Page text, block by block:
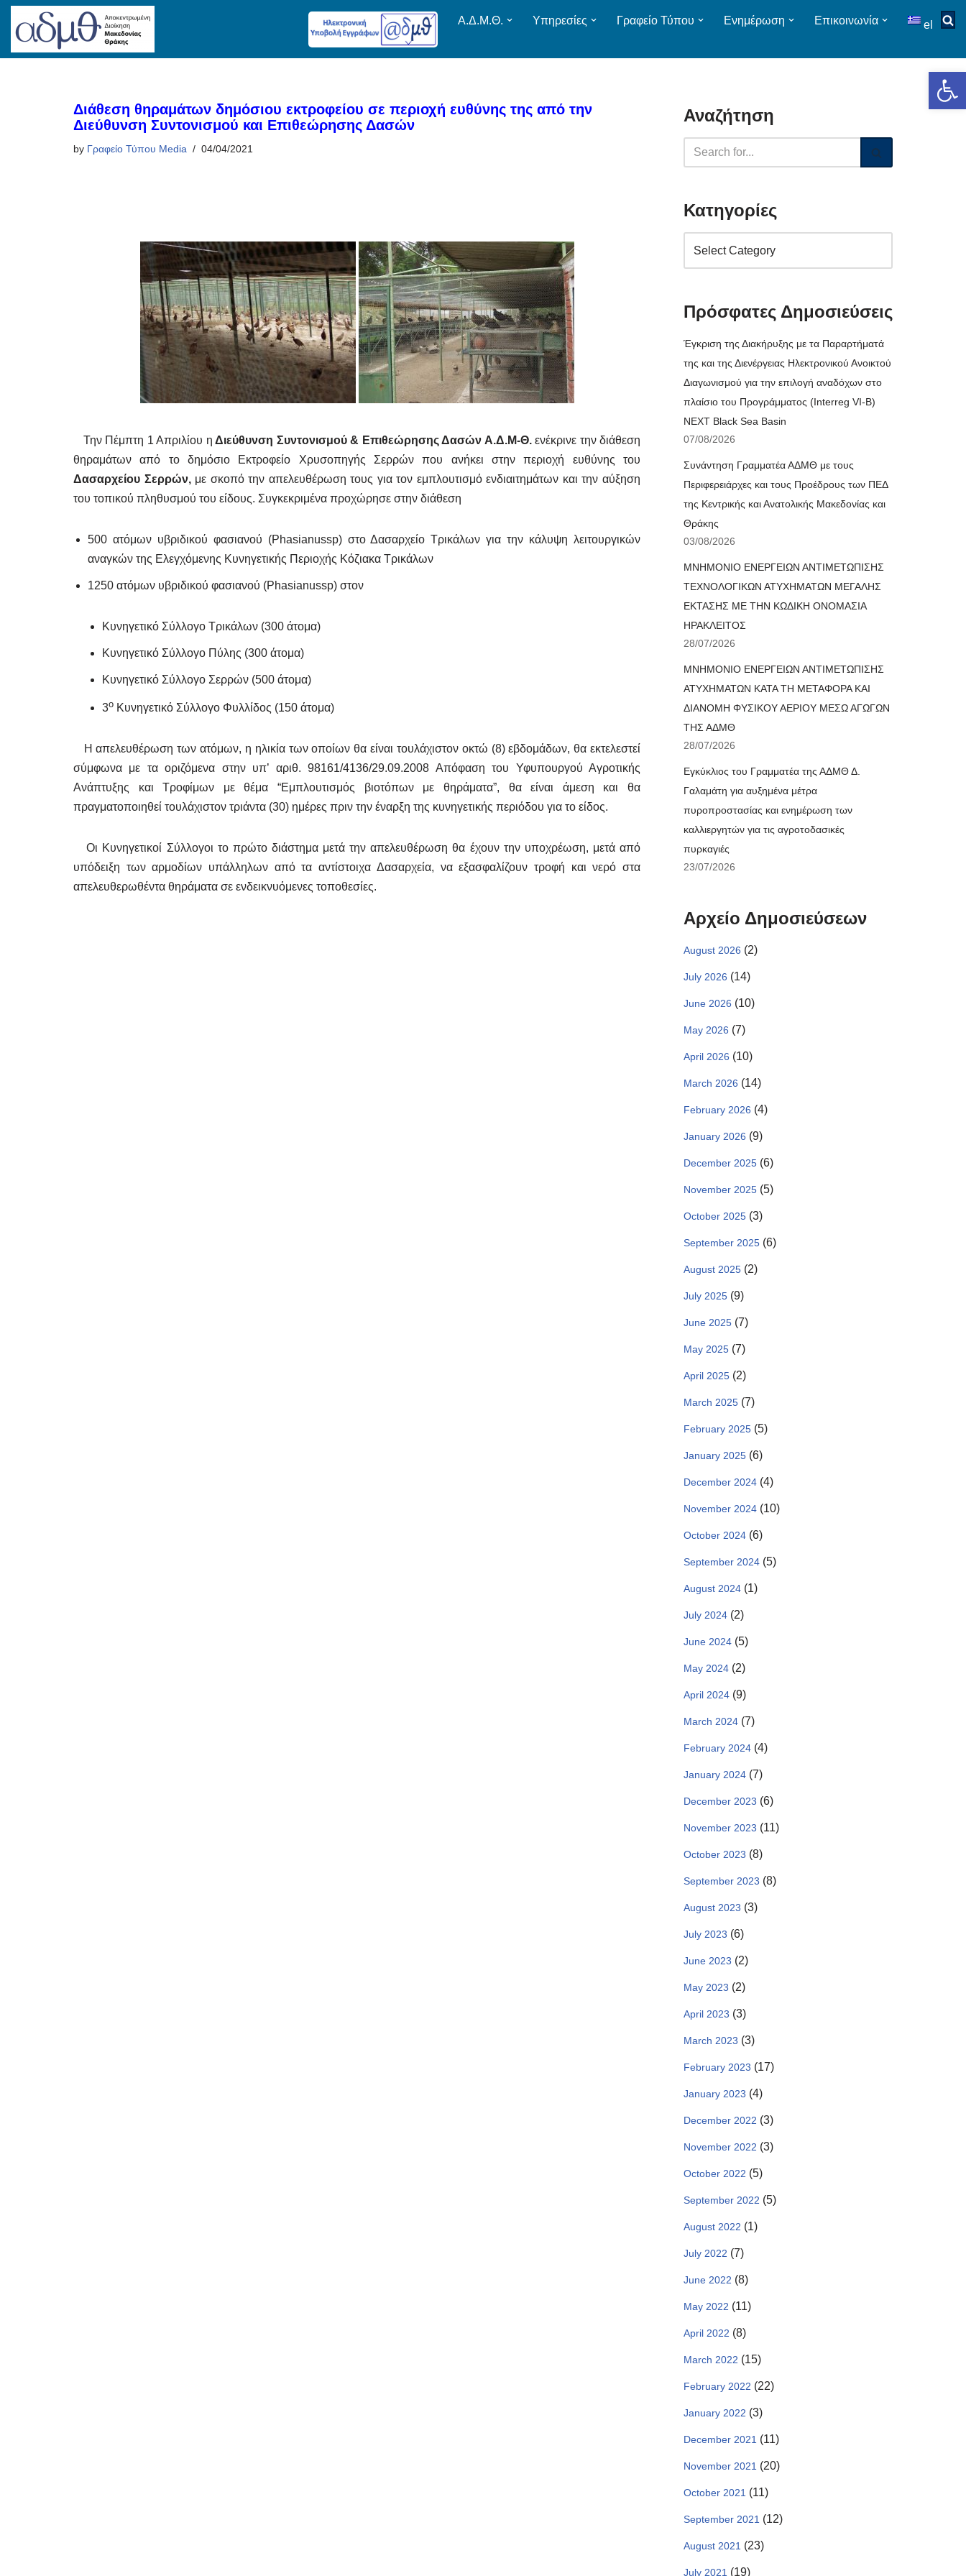
Skip
to
Α.Δ.Μ.Θ. Υπηρεσίες Γραφείο Τύπου Ενημέρωση Επικοινωνία el
Διάθεση θηραμάτων δημόσιου εκτροφείου σε περιοχή ευθύνης της από την
Διεύθυνση Συντονισμού και Επιθεώρησης Δασών
by Γραφείο Τύπου Media 04/04/2021
Την Πέμπτη 1 Απριλίου η Διεύθυνση Συντονισμού & Επιθεώρησης Δασών Α.Δ.Μ-Θ.ενέκρινε την διάθεση
θηραμάτων από το δημόσιο Εκτροφείο Χρυσοπηγής Σερρών που ανήκει στην περιοχή ευθύνης του
Δασαρχείου Σερρών,με σκοπό την απελευθέρωση τους για τον εμπλουτισμό ενδιαιτημάτων και την αύξηση
του τοπικού πληθυσμού του είδους. Συγκεκριμένα προχώρησε στην διάθεση
500 ατόμων υβριδικού φασιανού (Phasianussp) στο Δασαρχείο Τρικάλων για την κάλυψη λειτουργικών
αναγκών της Ελεγχόμενης Κυνηγετικής Περιοχής Κόζιακα Τρικάλων
1250 ατόμων υβριδικού φασιανού (Phasianussp) στον
Κυνηγετικό Σύλλογο Τρικάλων (300 άτομα)
Κυνηγετικό Σύλλογο Πύλης (300 άτομα)
Κυνηγετικό Σύλλογο Σερρών (500 άτομα)
3ο Κυνηγετικό Σύλλογο Φυλλίδος (150 άτομα)
Η απελευθέρωση των ατόμων, η ηλικία των οποίων θα είναι τουλάχιστον οκτώ (8) εβδομάδων, θα εκτελεστεί
σύμφωνα με τα οριζόμενα στην υπ’ αριθ. 98161/4136/29.09.2008 Απόφαση του Υφυπουργού Αγροτικής
Ανάπτυξης και Τροφίμων με θέμα “Εμπλουτισμός βιοτόπων με θηράματα”, θα είναι άμεση και θα
πραγματοποιηθεί τουλάχιστον τριάντα (30) ημέρες πριν την έναρξη της κυνηγετικής περιόδου για το είδος.
Οι Κυνηγετικoί Σύλλογοι το πρώτο διάστημα μετά την απελευθέρωση θα έχουν την υποχρέωση, μετά από
υπόδειξη των αρμοδίων υπάλληλων από τα αντίστοιχα Δασαρχεία, να εξασφαλίζουν τροφή και νερό στα
απελευθερωθέντα θηράματα σε ενδεικνυόμενες τοποθεσίες.
Αναζήτηση
Κατηγορίες
Πρόσφατες Δημοσιεύσεις
Έγκριση της Διακήρυξης με τα Παραρτήματά
της και της Διενέργειας Ηλεκτρονικού Ανοικτού
Διαγωνισμού για την επιλογή αναδόχων στο
πλαίσιο του Προγράμματος (Interreg VI-B)
NEXT Black Sea Basin
07/08/2026
Συνάντηση Γραμματέα ΑΔΜΘ με τους
Περιφερειάρχες και τους Προέδρους των ΠΕΔ
της Κεντρικής και Ανατολικής Μακεδονίας και
Θράκης
03/08/2026
ΜΝΗΜΟΝΙΟ ΕΝΕΡΓΕΙΩΝ ΑΝΤΙΜΕΤΩΠΙΣΗΣ
ΤΕΧΝΟΛΟΓΙΚΩΝ ΑΤΥΧΗΜΑΤΩΝ ΜΕΓΑΛΗΣ
ΕΚΤΑΣΗΣ ΜΕ ΤΗΝ ΚΩΔΙΚΗ ΟΝΟΜΑΣΙΑ
ΗΡΑΚΛΕΙΤΟΣ
28/07/2026
ΜΝΗΜΟΝΙΟ ΕΝΕΡΓΕΙΩΝ ΑΝΤΙΜΕΤΩΠΙΣΗΣ
ΑΤΥΧΗΜΑΤΩΝ ΚΑΤΑ ΤΗ ΜΕΤΑΦΟΡΑ ΚΑΙ
ΔΙΑΝΟΜΗ ΦΥΣΙΚΟΥ ΑΕΡΙΟΥ ΜΕΣΩ ΑΓΩΓΩΝ
ΤΗΣ ΑΔΜΘ
28/07/2026
Εγκύκλιος του Γραμματέα της ΑΔΜΘ Δ.
Γαλαμάτη για αυξημένα μέτρα
πυροπροστασίας και ενημέρωση των
καλλιεργητών για τις αγροτοδασικές
πυρκαγιές
23/07/2026
Αρχείο Δημοσιεύσεων
August 2026 (2)
July 2026 (14)
June 2026 (10)
May 2026 (7)
April 2026 (10)
March 2026 (14)
February 2026 (4)
January 2026 (9)
December 2025 (6)
November 2025 (5)
October 2025 (3)
September 2025 (6)
August 2025 (2)
July 2025 (9)
June 2025 (7)
May 2025 (7)
April 2025 (2)
March 2025 (7)
February 2025 (5)
January 2025 (6)
December 2024 (4)
November 2024 (10)
October 2024 (6)
September 2024 (5)
August 2024 (1)
July 2024 (2)
June 2024 (5)
May 2024 (2)
April 2024 (9)
March 2024 (7)
February 2024 (4)
January 2024 (7)
December 2023 (6)
November 2023 (11)
October 2023 (8)
September 2023 (8)
August 2023 (3)
July 2023 (6)
June 2023 (2)
May 2023 (2)
April 2023 (3)
March 2023 (3)
February 2023 (17)
January 2023 (4)
December 2022 (3)
November 2022 (3)
October 2022 (5)
September 2022 (5)
August 2022 (1)
July 2022 (7)
June 2022 (8)
May 2022 (11)
April 2022 (8)
March 2022 (15)
February 2022 (22)
January 2022 (3)
December 2021 (11)
November 2021 (20)
October 2021 (11)
September 2021 (12)
August 2021 (23)
July 2021 (19)